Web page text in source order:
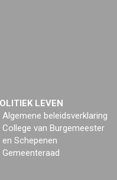
LEVEN
Algemene beleidsverklaring
College van Burgemeester
en Schepenen
Gemeenteraad